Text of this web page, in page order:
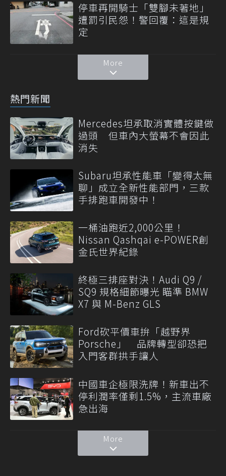
停車再開騎士「雙腳未著地」
遭罰引民怨！警回覆：這是規
定
More
熱門新聞
Mercedes坦承取消實體按鍵做
過頭 但車內大螢幕不會因此
消失
Subaru坦承性能車「變得太無
聊」成立全新性能部門，三款
手排跑車開發中！
一桶油跑近2,000公里！
Nissan Qashqai e-POWER創
金氏世界紀錄
終極三排座對決！Audi Q9 /
SQ9 規格細節曝光 瞄準 BMW
X7 與 M-Benz GLS
Ford砍平價車拚「越野界
Porsche」 品牌轉型卻恐把
入門客群拱手讓人
中國車企極限洗牌！新車出不
停利潤率僅剩1.5%，主流車廠
急出海
More